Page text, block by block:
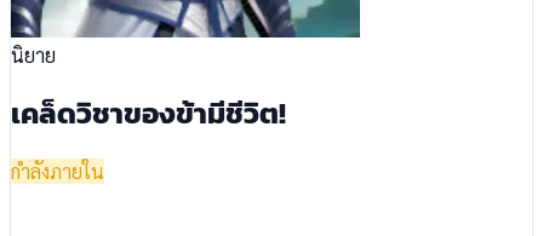
นิยาย
เคล็ด​วิชา​ของข้ามีชีวิต​!
กำลังภายใน